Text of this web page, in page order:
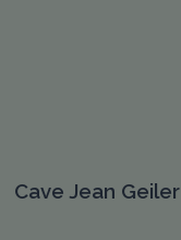
Cave Jean Geiler